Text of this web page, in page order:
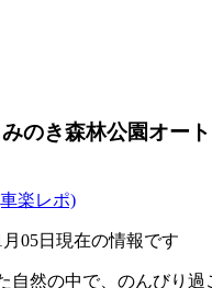
のき森林公園オー
楽レポ)
05日現在の情報です
自然の中で、のんびり過